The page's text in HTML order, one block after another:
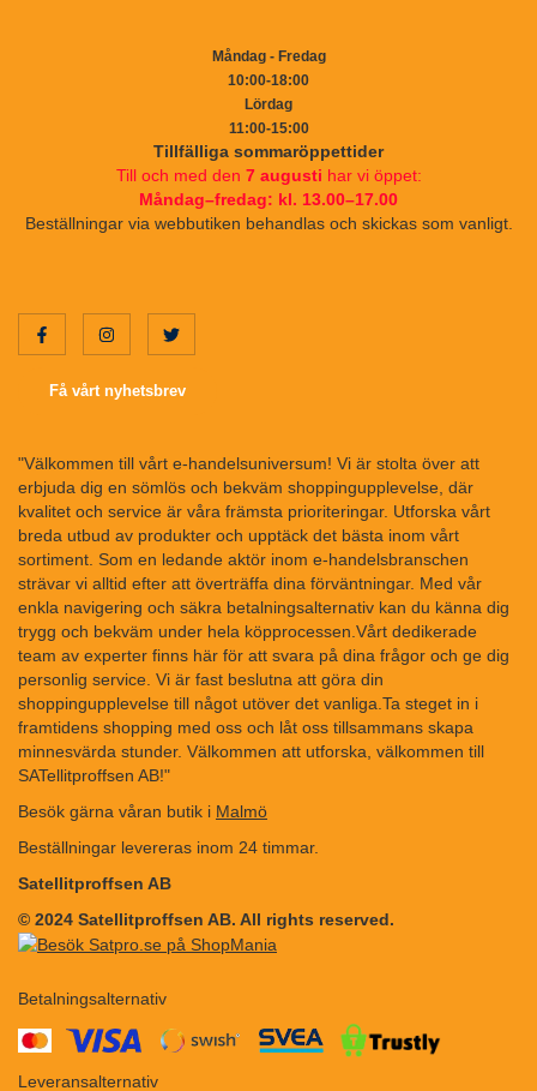
Måndag - Fredag
10:00-18:00
Lördag
11:00-15:00
Tillfälliga sommaröppettider
Till och med den 7 augusti har vi öppet:
Måndag–fredag: kl. 13.00–17.00
Beställningar via webbutiken behandlas och skickas som vanligt.
Få vårt nyhetsbrev
"Välkommen till vårt e-handelsuniversum! Vi är stolta över att
erbjuda dig en sömlös och bekväm shoppingupplevelse, där
kvalitet och service är våra främsta prioriteringar. Utforska vårt
breda utbud av produkter och upptäck det bästa inom vårt
sortiment. Som en ledande aktör inom e-handelsbranschen
strävar vi alltid efter att överträffa dina förväntningar. Med vår
enkla navigering och säkra betalningsalternativ kan du känna dig
trygg och bekväm under hela köpprocessen.Vårt dedikerade
team av experter finns här för att svara på dina frågor och ge dig
personlig service. Vi är fast beslutna att göra din
shoppingupplevelse till något utöver det vanliga.Ta steget in i
framtidens shopping med oss och låt oss tillsammans skapa
minnesvärda stunder. Välkommen att utforska, välkommen till
SATellitproffsen AB!"
Besök gärna våran butik i Malmö
Beställningar levereras inom 24 timmar.
Satellitproffsen AB
© 2024 Satellitproffsen AB. All rights reserved.
Betalningsalternativ
Leveransalternativ